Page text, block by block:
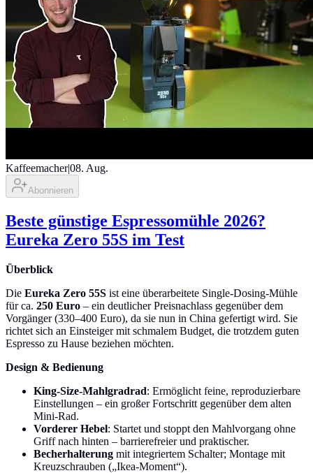
Kaffeemacher|08. Aug.
Abonnieren
Beste günstige Espressomühle 2026?
Eureka Zero 55S im Test
Überblick
Die Eureka Zero 55S ist eine überarbeitete Single-Dosing-Mühle
für ca. 250 Euro – ein deutlicher Preisnachlass gegenüber dem
Vorgänger (330–400 Euro), da sie nun in China gefertigt wird. Sie
richtet sich an Einsteiger mit schmalem Budget, die trotzdem guten
Espresso zu Hause beziehen möchten.
Design & Bedienung
King-Size-Mahlgradrad: Ermöglicht feine, reproduzierbare
Einstellungen – ein großer Fortschritt gegenüber dem alten
Mini-Rad.
Vorderer Hebel: Startet und stoppt den Mahlvorgang ohne
Griff nach hinten – barrierefreier und praktischer.
Becherhalterung mit integriertem Schalter; Montage mit
Kreuzschrauben („Ikea-Moment“).